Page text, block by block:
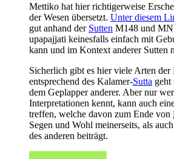
Mettiko hat hier richtigerweise
der Wesen übersetzt. Unter diesem
gut anhand der Sutten M148 und
upapajjati keinesfalls einfach mit
kann und im Kontext anderer Sutten
Sicherlich gibt es hier viele Arten der
entsprechend des Kalamer-Sutta geht
dem Geplapper anderer. Aber nur
Interpretationen kennt, kann auch
treffen, welche davon zum Ende von
Segen und Wohl meinerseits, als
des anderen beiträgt.